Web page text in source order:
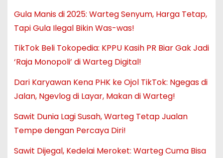
Gula Manis di 2025: Warteg Senyum, Harga Tetap,
Tapi Gula Ilegal Bikin Was-was!
TikTok Beli Tokopedia: KPPU Kasih PR Biar Gak Jadi
‘Raja Monopoli’ di Warteg Digital!
Dari Karyawan Kena PHK ke Ojol TikTok: Ngegas di
Jalan, Ngevlog di Layar, Makan di Warteg!
Sawit Dunia Lagi Susah, Warteg Tetap Jualan
Tempe dengan Percaya Diri!
Sawit Dijegal, Kedelai Meroket: Warteg Cuma Bisa